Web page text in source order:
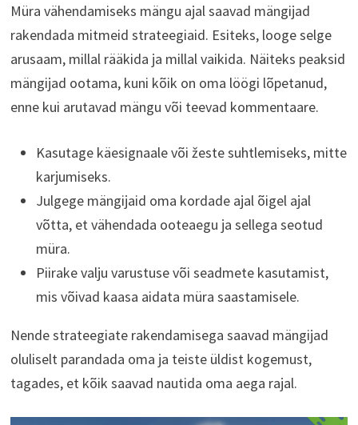
Müra vähendamiseks mängu ajal saavad mängijad
rakendada mitmeid strateegiaid. Esiteks, looge selge
arusaam, millal rääkida ja millal vaikida. Näiteks peaksid
mängijad ootama, kuni kõik on oma löögi lõpetanud,
enne kui arutavad mängu või teevad kommentaare.
Kasutage käesignaale või žeste suhtlemiseks, mitte
karjumiseks.
Julgege mängijaid oma kordade ajal õigel ajal
võtta, et vähendada ooteaegu ja sellega seotud
müra.
Piirake valju varustuse või seadmete kasutamist,
mis võivad kaasa aidata müra saastamisele.
Nende strateegiate rakendamisega saavad mängijad
oluliselt parandada oma ja teiste üldist kogemust,
tagades, et kõik saavad nautida oma aega rajal.